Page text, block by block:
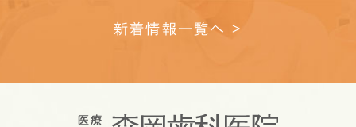
新着情報一覧へ >